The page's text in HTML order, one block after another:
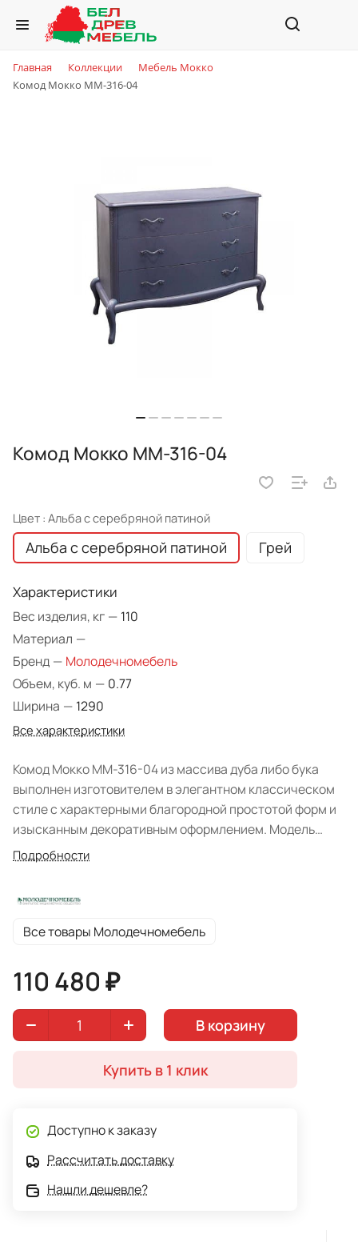
Главная Коллекции
Мебель Мокко
Комод Мокко ММ-316-04
Комод Мокко ММ-316-04
Цвет : Альба с серебряной патиной
Альба с серебряной патиной Грей
Характеристики
Вес изделия, кг — 110
Материал —
Бренд — Молодечномебель
Объем, куб. м — 0.77
Ширина — 1290
Все характеристики
Комод Мокко ММ-316-04 из массива дуба либо бука
выполнен изготовителем в элегантном классическом
стиле с характерными благородной простотой форм и
изысканным декоративным оформлением. Модель
средних габаритных размеров универсально подойдет
удобную систему хранения одежды, белья, домашнего
текстиля, иных принадлежностей: три глубоких
Подробности
Все товары Молодечномебель
110 480 ₽
В корзину
Купить в 1 клик
Доступно к заказу
Рассчитать доставку
Нашли дешевле?